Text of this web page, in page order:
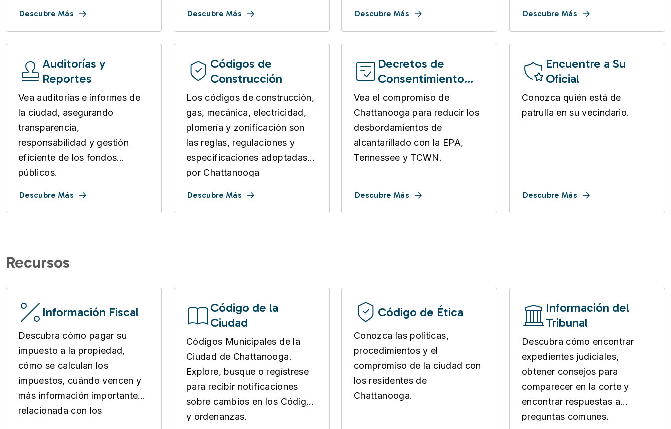
Descubre Más Descubre Más Descubre Más Descubre Más
Auditorías y
Reportes
Vea auditorías e informes de
la ciudad, asegurando
transparencia,
responsabilidad y gestión
eficiente de los fondos
públicos.
Descubre Más
Códigos de
Construcción
Los códigos de construcción,
gas, mecánica, electricidad,
plomería y zonificación son
las reglas, regulaciones y
especificaciones adoptadas
por Chattanooga
Descubre Más
Decretos de
Consentimiento
sobre Aguas
Residuales
Vea el compromiso de
Chattanooga para reducir los
desbordamientos de
alcantarillado con la EPA,
Tennessee y TCWN.
Descubre Más
Encuentre a Su
Oficial
Conozca quién está de
patrulla en su vecindario.
Descubre Más
Recursos
Información Fiscal
Descubra cómo pagar su
impuesto a la propiedad,
cómo se calculan los
impuestos, cuándo vencen y
más información importante
relacionada con los
Código de la
Ciudad
Códigos Municipales de la
Ciudad de Chattanooga.
Explore, busque o regístrese
para recibir notificaciones
sobre cambios en los Códigos
y ordenanzas.
Código de Ética
Conozca las políticas,
procedimientos y el
compromiso de la ciudad con
los residentes de
Chattanooga.
Información del
Tribunal
Descubra cómo encontrar
expedientes judiciales,
obtener consejos para
comparecer en la corte y
encontrar respuestas a
preguntas comunes.